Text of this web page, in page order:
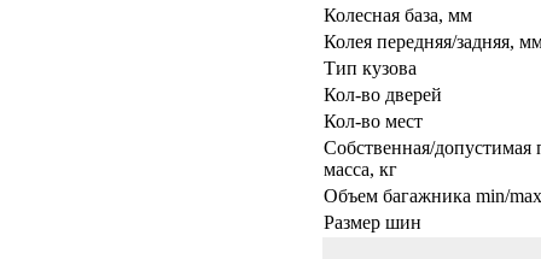
Колесная база, мм
Колея передняя/задняя,
Тип кузова
Кол-во дверей
Кол-во мест
Собственная/допустимая
масса, кг
Объем багажника min/
Размер шин